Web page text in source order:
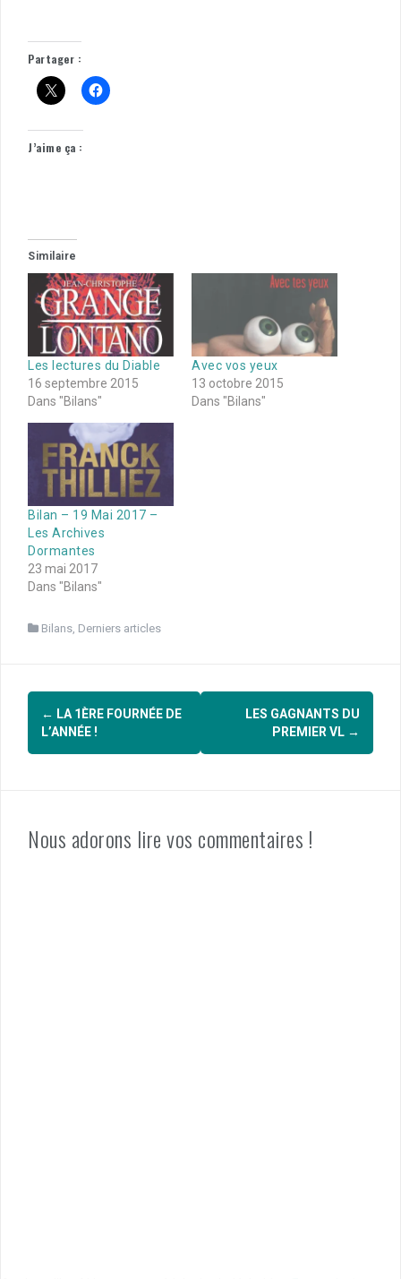
Partager :
J’aime ça :
Similaire
Les lectures du Diable
16 septembre 2015
Dans "Bilans"
Avec vos yeux
13 octobre 2015
Dans "Bilans"
Bilan – 19 Mai 2017 –
Les Archives
Dormantes
23 mai 2017
Dans "Bilans"
Bilans Derniers articles
Navigation
d'article
← LA 1ÈRE FOURNÉE DE
L’ANNÉE !
LES GAGNANTS DU
PREMIER VL →
Nous adorons lire vos commentaires !